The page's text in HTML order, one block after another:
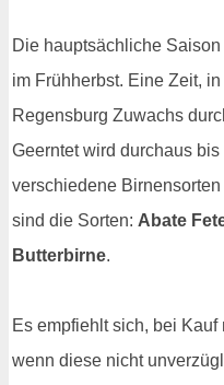
Die hauptsächliche
im Frühherbst. Eine Zeit,
Regensburg Zuwachs
Geerntet wird durchaus
verschiedene
sind die Sorten: Abate
Butterbirne.
Es empfiehlt sich, bei
wenn diese nicht